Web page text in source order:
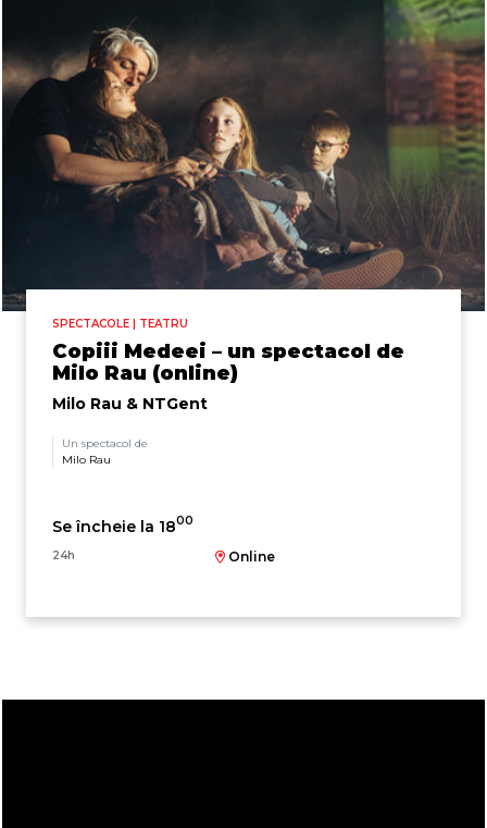
SPECTACOLE | TEATRU
Copiii Medeei – un spectacol de
Milo Rau (online)
Milo Rau & NTGent
Un spectacol de
Milo Rau
Se încheie la 1800
24h Online